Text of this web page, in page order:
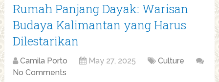
Rumah Panjang Dayak: Warisan
Budaya Kalimantan yang Harus
Dilestarikan
Camila Porto May 27, 2025
Culture
No Comments